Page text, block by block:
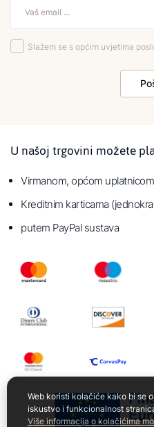
Slažem se s općim uvjetima
U našoj trgovini možete
Virmanom, općom
Kreditnim karticama
putem PayPal sustava
Web koristi kolačiće kako bi se
iskustvo i funkcionalnost
Više informacija o kolačićima